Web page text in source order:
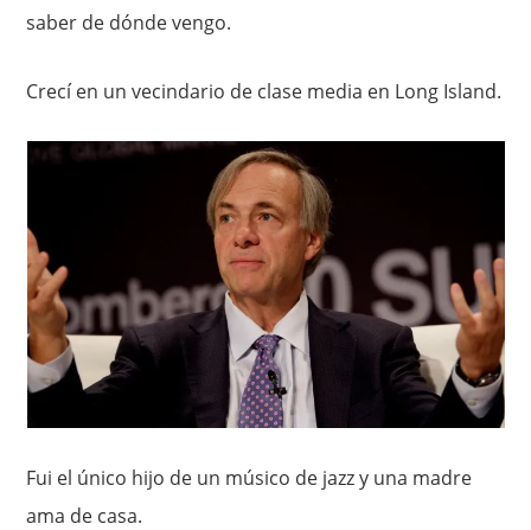
saber de dónde vengo.
Crecí en un vecindario de clase media en Long Island.
Fui el único hijo de un músico de jazz y una madre
ama de casa.